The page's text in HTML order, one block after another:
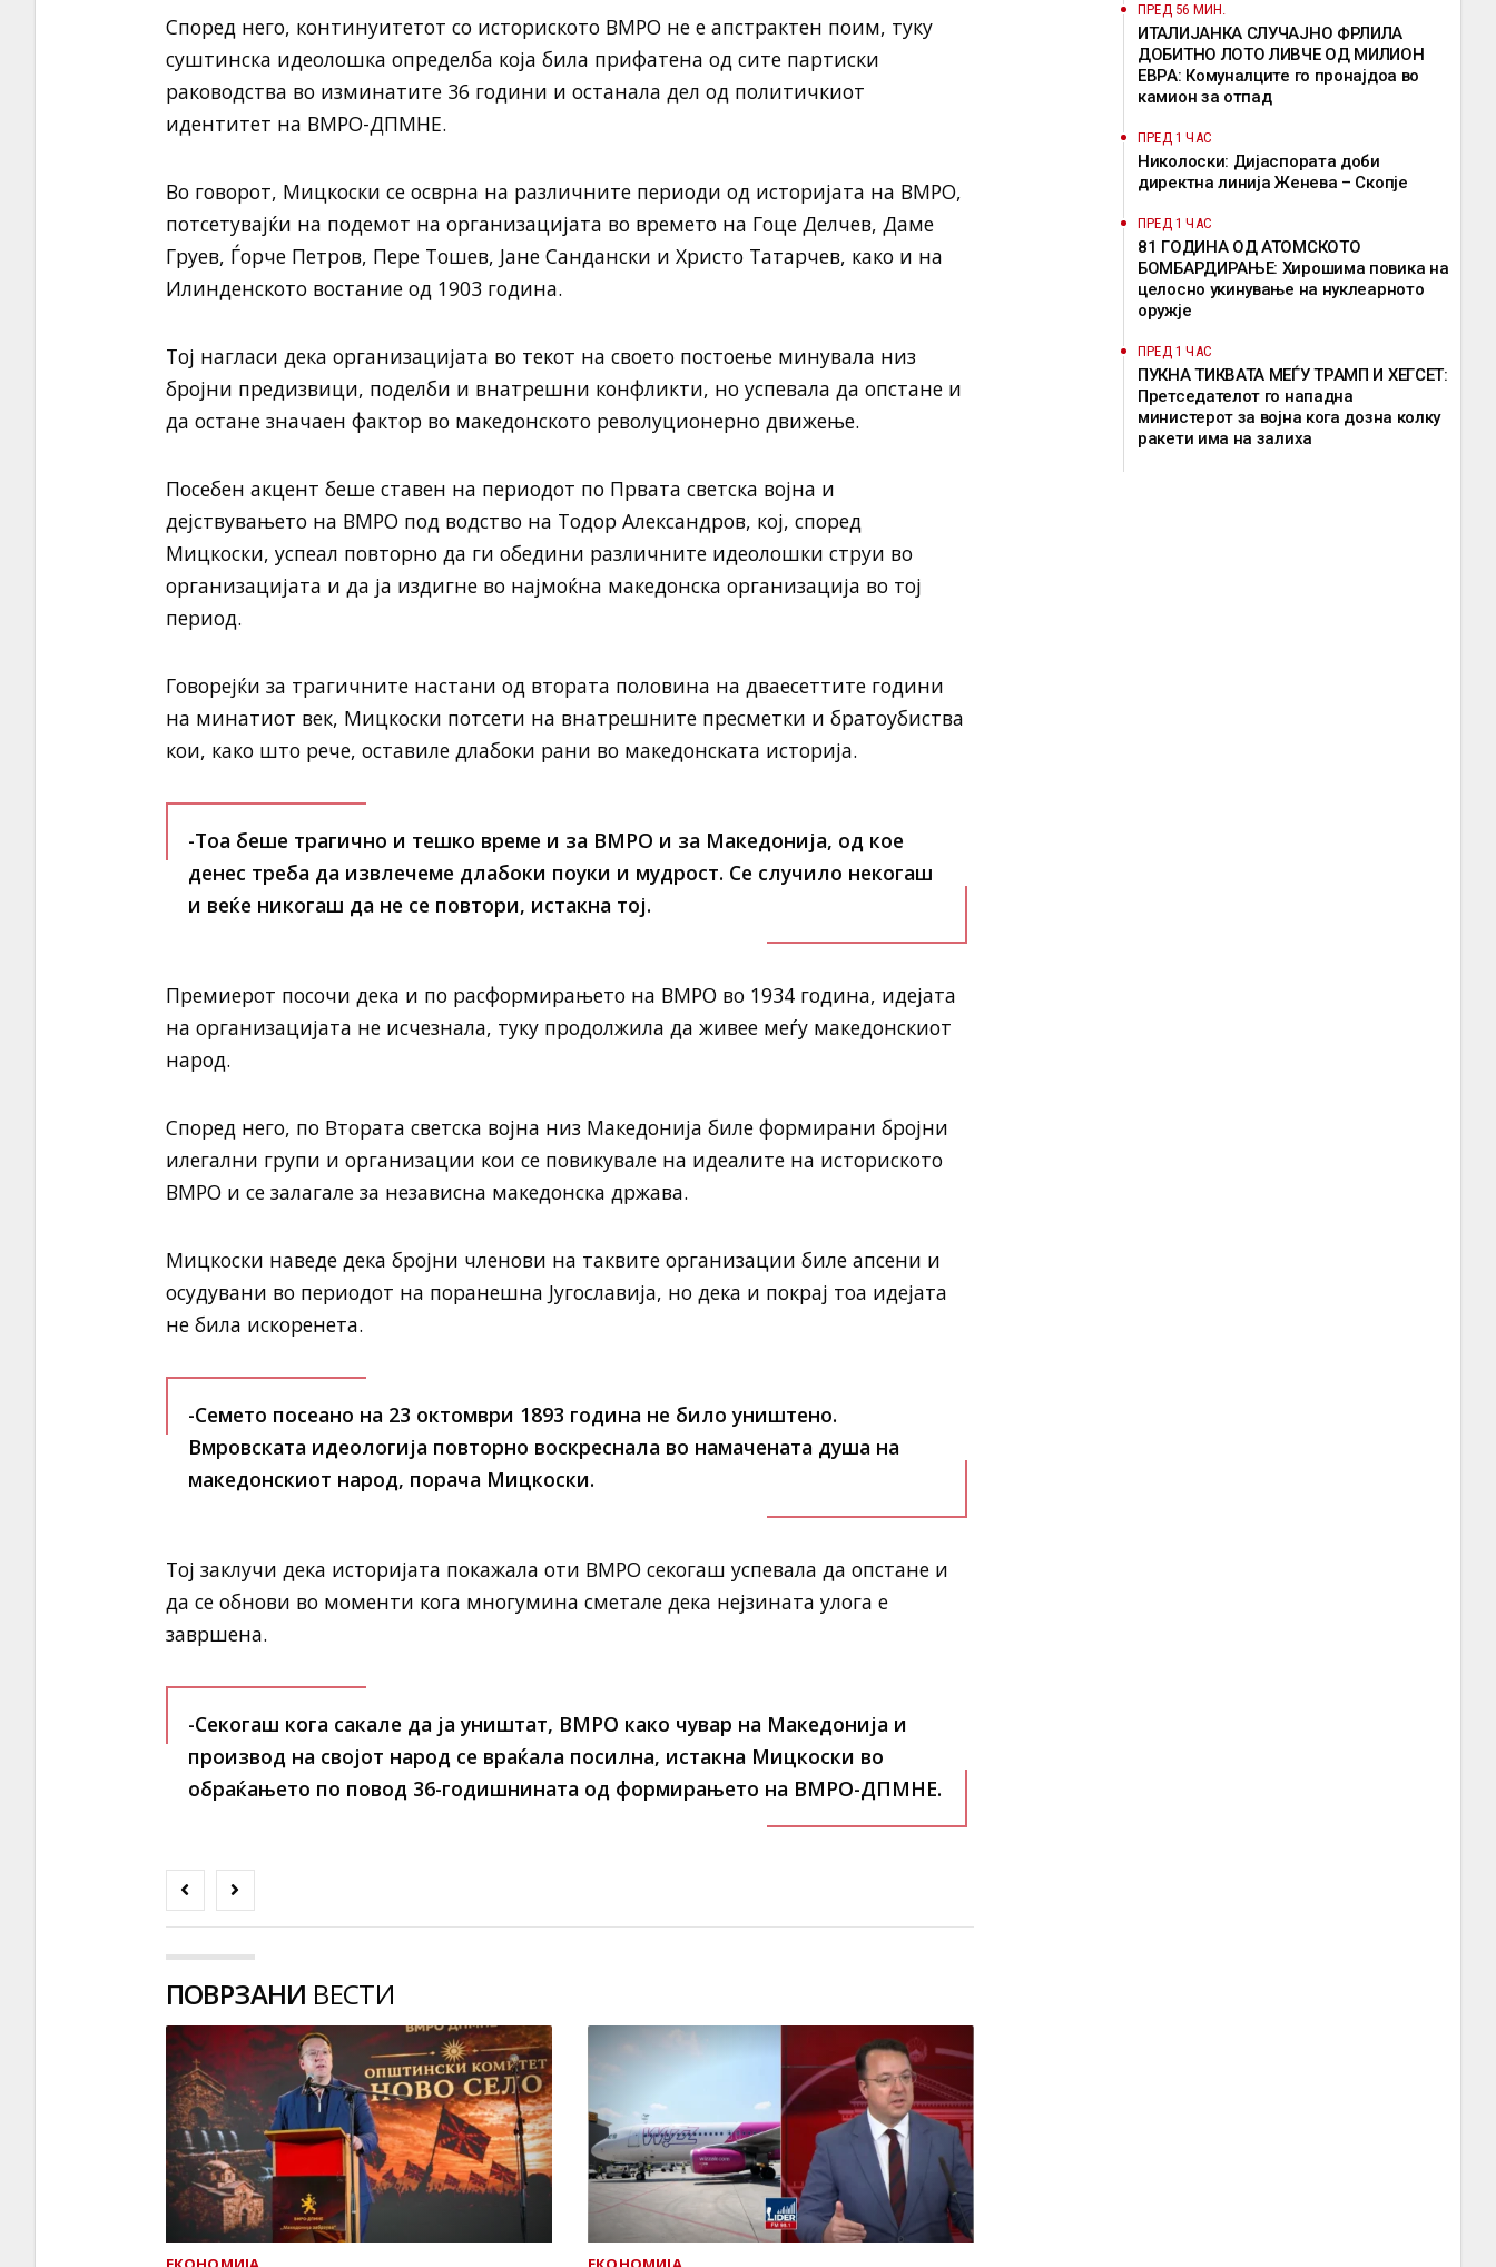
Според него, континуитетот со историското ВМРО не е апстрактен поим, туку
суштинска идеолошка определба која била прифатена од сите партиски
раководства во изминатите 36 години и останала дел од политичкиот
идентитет на ВМРО-ДПМНЕ.
Во говорот, Мицкоски се осврна на различните периоди од историјата на ВМРО,
потсетувајќи на подемот на организацијата во времето на Гоце Делчев, Даме
Груев, Ѓорче Петров, Пере Тошев, Јане Сандански и Христо Татарчев, како и на
Илинденското востание од 1903 година.
Тој нагласи дека организацијата во текот на своето постоење минувала низ
бројни предизвици, поделби и внатрешни конфликти, но успевала да опстане и
да остане значаен фактор во македонското револуционерно движење.
Посебен акцент беше ставен на периодот по Првата светска војна и
дејствувањето на ВМРО под водство на Тодор Александров, кој, според
Мицкоски, успеал повторно да ги обедини различните идеолошки струи во
организацијата и да ја издигне во најмоќна македонска организација во тој
период.
Говорејќи за трагичните настани од втората половина на дваесеттите години
на минатиот век, Мицкоски потсети на внатрешните пресметки и братоубиства
кои, како што рече, оставиле длабоки рани во македонската историја.
-Тоа беше трагично и тешко време и за ВМРО и за Македонија, од кое
денес треба да извлечеме длабоки поуки и мудрост. Се случило некогаш
и веќе никогаш да не се повтори, истакна тој.
Премиерот посочи дека и по расформирањето на ВМРО во 1934 година, идејата
на организацијата не исчезнала, туку продолжила да живее меѓу македонскиот
народ.
Според него, по Втората светска војна низ Македонија биле формирани бројни
илегални групи и организации кои се повикувале на идеалите на историското
ВМРО и се залагале за независна македонска држава.
Мицкоски наведе дека бројни членови на таквите организации биле апсени и
осудувани во периодот на поранешна Југославија, но дека и покрај тоа идејата
не била искоренета.
-Семето посеано на 23 октомври 1893 година не било уништено.
Вмровската идеологија повторно воскреснала во намачената душа на
македонскиот народ, порача Мицкоски.
Тој заклучи дека историјата покажала оти ВМРО секогаш успевала да опстане и
да се обнови во моменти кога многумина сметале дека нејзината улога е
завршена.
-Секогаш кога сакале да ја уништат, ВМРО како чувар на Македонија и
производ на својот народ се враќала посилна, истакна Мицкоски во
обраќањето по повод 36-годишнината од формирањето на ВМРО-ДПМНЕ.
ПОВРЗАНИ ВЕСТИ
ПРЕД 56 МИН.
ИТАЛИЈАНКА СЛУЧАЈНО ФРЛИЛА
ДОБИТНО ЛОТО ЛИВЧЕ ОД МИЛИОН
ЕВРА: Комуналците го пронајдоа во
камион за отпад
ПРЕД 1 ЧАС
Николоски: Дијаспората доби
директна линија Женева – Скопје
ПРЕД 1 ЧАС
81 ГОДИНА ОД АТОМСКОТО
БОМБАРДИРАЊЕ: Хирошима повика на
целосно укинување на нуклеарното
оружје
ПРЕД 1 ЧАС
ПУКНА ТИКВАТА МЕЃУ ТРАМП И ХЕГСЕТ:
Претседателот го нападна
министерот за војна кога дозна колку
ракети има на залиха